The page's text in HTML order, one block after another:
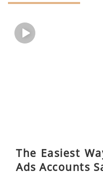
The Easiest
Ads Accounts